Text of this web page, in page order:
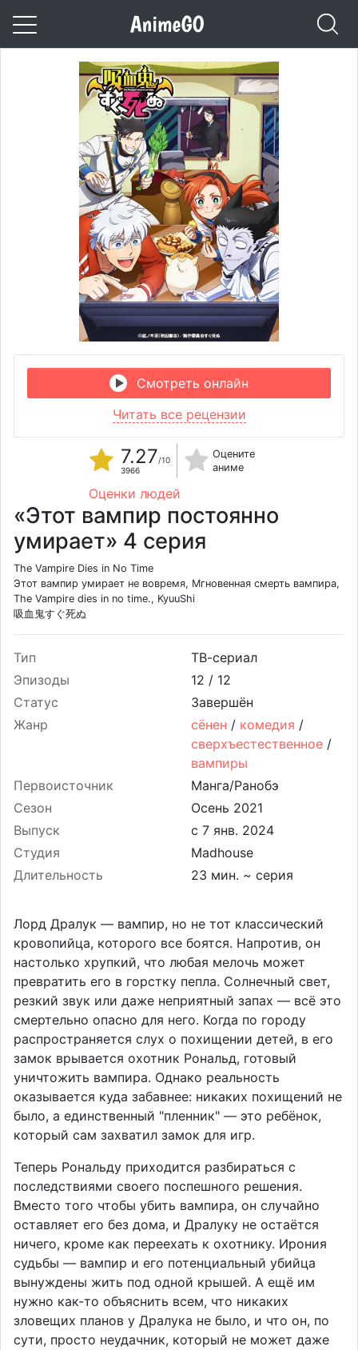
Смотреть онлайн
Читать все рецензии
7.27/10
3966
Оцените
аниме
Оценки людей
«Этот вампир постоянно
умирает» 4 серия
The Vampire Dies in No Time
Этот вампир умирает не вовремя, Мгновенная смерть вампира,
The Vampire dies in no time., KyuuShi
吸血鬼すぐ死ぬ
Тип
ТВ-сериал
Эпизоды
12 / 12
Статус
Завершён
Жанр
сёнен / комедия /
сверхъестественное /
вампиры
Первоисточник
Манга/Ранобэ
Сезон
Осень 2021
Выпуск
Студия
Madhouse
Длительность
23 мин. ~ серия
Лорд Дралук — вампир, но не тот классический
кровопийца, которого все боятся. Напротив, он
настолько хрупкий, что любая мелочь может
превратить его в горстку пепла. Солнечный свет,
резкий звук или даже неприятный запах — всё это
смертельно опасно для него. Когда по городу
распространяется слух о похищении детей, в его
замок врывается охотник Рональд, готовый
уничтожить вампира. Однако реальность
оказывается куда забавнее: никаких похищений не
было, а единственный "пленник" — это ребёнок,
который сам захватил замок для игр.
Теперь Рональду приходится разбираться с
последствиями своего поспешного решения.
Вместо того чтобы убить вампира, он случайно
оставляет его без дома, и Дралуку не остаётся
ничего, кроме как переехать к охотнику. Ирония
судьбы — вампир и его потенциальный убийца
вынуждены жить под одной крышей. А ещё им
нужно как-то объяснить всем, что никаких
зловещих планов у Дралука не было, и что он, по
сути, просто неудачник, который не может даже